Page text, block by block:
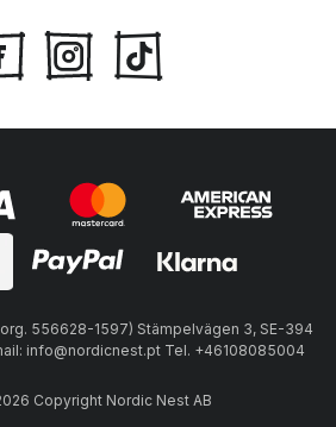
556628-1597) Stämpelvägen 3, SE-394
info@nordicnest.pt Tel. +46108085004
Copyright Nordic Nest AB